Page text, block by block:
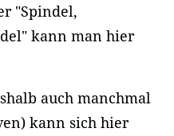
"Spindel,
kann man hier
auch manchmal
kann sich hier